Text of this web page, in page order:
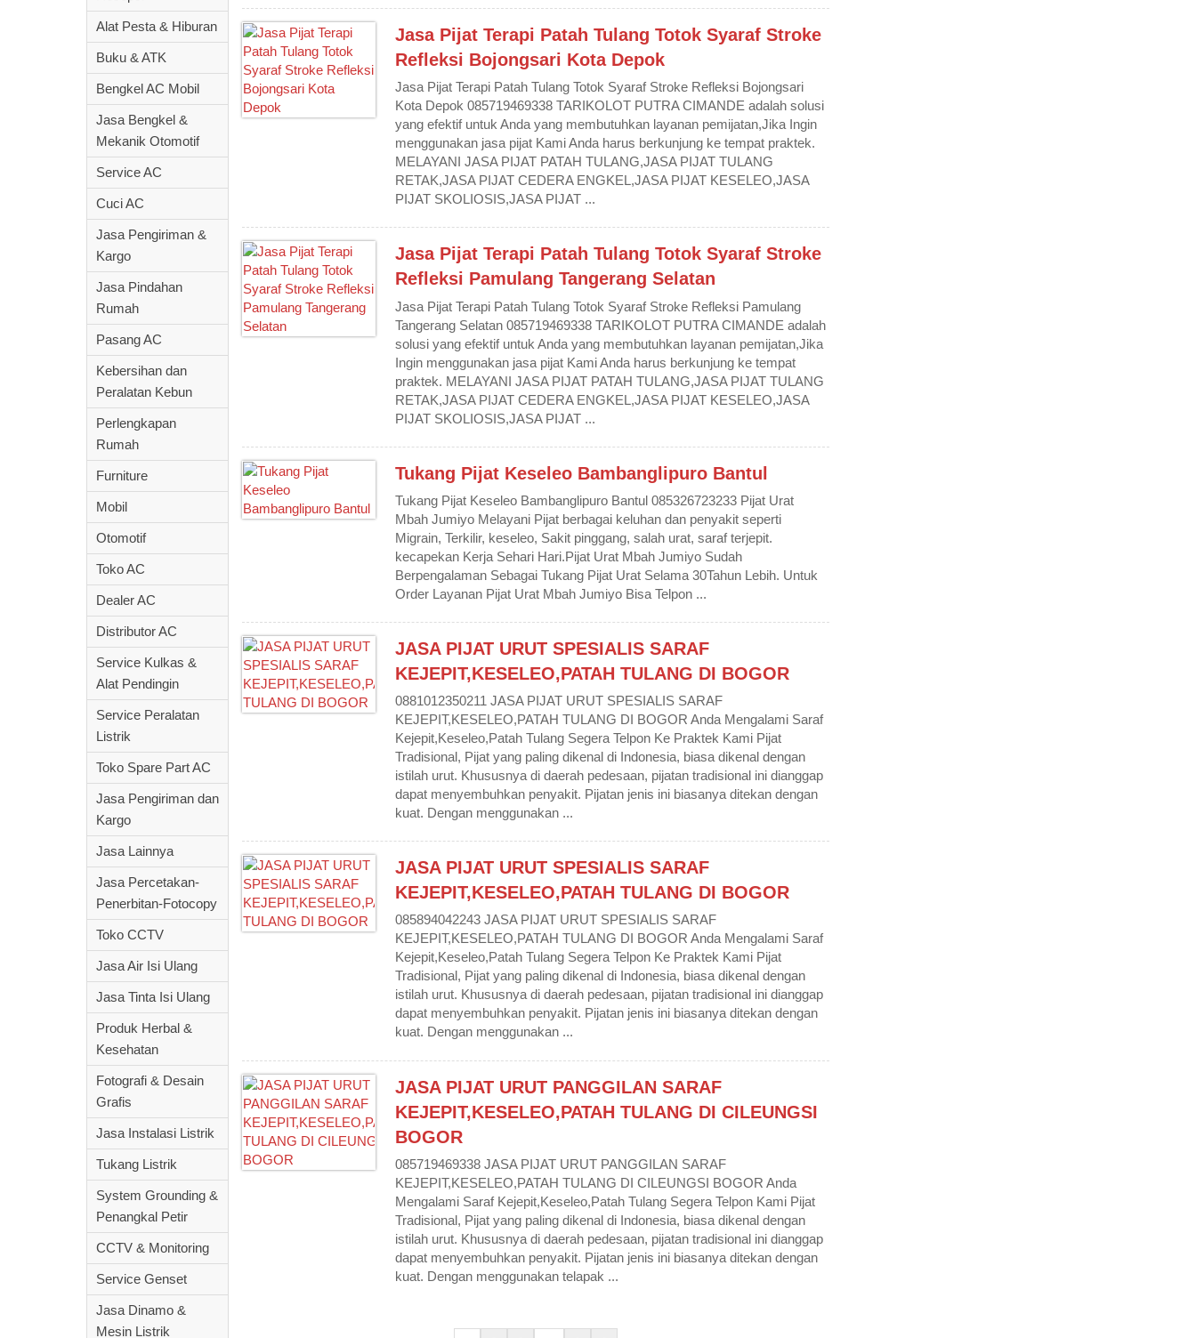
Alat Pesta & Hiburan
Buku & ATK
Bengkel AC Mobil
Jasa Bengkel &
Mekanik Otomotif
Service AC
Cuci AC
Jasa Pengiriman &
Kargo
Jasa Pindahan
Rumah
Pasang AC
Kebersihan dan
Peralatan Kebun
Perlengkapan
Rumah
Furniture
Mobil
Otomotif
Toko AC
Dealer AC
Distributor AC
Service Kulkas &
Alat Pendingin
Service Peralatan
Listrik
Toko Spare Part AC
Jasa Pengiriman dan
Kargo
Jasa Lainnya
Jasa Percetakan-
Penerbitan-Fotocopy
Toko CCTV
Jasa Air Isi Ulang
Jasa Tinta Isi Ulang
Produk Herbal &
Kesehatan
Fotografi & Desain
Grafis
Jasa Instalasi Listrik
Tukang Listrik
System Grounding &
Penangkal Petir
CCTV & Monitoring
Service Genset
Jasa Dinamo &
Mesin Listrik
Jasa Pijat Terapi Patah Tulang Totok Syaraf Stroke
Refleksi Bojongsari Kota Depok
Jasa Pijat Terapi Patah Tulang Totok Syaraf Stroke Refleksi Bojongsari
Kota Depok 085719469338 TARIKOLOT PUTRA CIMANDE adalah solusi
yang efektif untuk Anda yang membutuhkan layanan pemijatan,Jika Ingin
menggunakan jasa pijat Kami Anda harus berkunjung ke tempat praktek.
MELAYANI JASA PIJAT PATAH TULANG,JASA PIJAT TULANG
RETAK,JASA PIJAT CEDERA ENGKEL,JASA PIJAT KESELEO,JASA
PIJAT SKOLIOSIS,JASA PIJAT ...
Jasa Pijat Terapi Patah Tulang Totok Syaraf Stroke
Refleksi Pamulang Tangerang Selatan
Jasa Pijat Terapi Patah Tulang Totok Syaraf Stroke Refleksi Pamulang
Tangerang Selatan 085719469338 TARIKOLOT PUTRA CIMANDE adalah
solusi yang efektif untuk Anda yang membutuhkan layanan pemijatan,Jika
Ingin menggunakan jasa pijat Kami Anda harus berkunjung ke tempat
praktek. MELAYANI JASA PIJAT PATAH TULANG,JASA PIJAT TULANG
RETAK,JASA PIJAT CEDERA ENGKEL,JASA PIJAT KESELEO,JASA
PIJAT SKOLIOSIS,JASA PIJAT ...
Tukang Pijat Keseleo Bambanglipuro Bantul
Tukang Pijat Keseleo Bambanglipuro Bantul 085326723233 Pijat Urat
Mbah Jumiyo Melayani Pijat berbagai keluhan dan penyakit seperti
Migrain, Terkilir, keseleo, Sakit pinggang, salah urat, saraf terjepit.
kecapekan Kerja Sehari Hari.Pijat Urat Mbah Jumiyo Sudah
Berpengalaman Sebagai Tukang Pijat Urat Selama 30Tahun Lebih. Untuk
Order Layanan Pijat Urat Mbah Jumiyo Bisa Telpon ...
JASA PIJAT URUT SPESIALIS SARAF
KEJEPIT,KESELEO,PATAH TULANG DI BOGOR
0881012350211 JASA PIJAT URUT SPESIALIS SARAF
KEJEPIT,KESELEO,PATAH TULANG DI BOGOR Anda Mengalami Saraf
Kejepit,Keseleo,Patah Tulang Segera Telpon Ke Praktek Kami Pijat
Tradisional, Pijat yang paling dikenal di Indonesia, biasa dikenal dengan
istilah urut. Khususnya di daerah pedesaan, pijatan tradisional ini dianggap
dapat menyembuhkan penyakit. Pijatan jenis ini biasanya ditekan dengan
kuat. Dengan menggunakan ...
JASA PIJAT URUT SPESIALIS SARAF
KEJEPIT,KESELEO,PATAH TULANG DI BOGOR
085894042243 JASA PIJAT URUT SPESIALIS SARAF
KEJEPIT,KESELEO,PATAH TULANG DI BOGOR Anda Mengalami Saraf
Kejepit,Keseleo,Patah Tulang Segera Telpon Ke Praktek Kami Pijat
Tradisional, Pijat yang paling dikenal di Indonesia, biasa dikenal dengan
istilah urut. Khususnya di daerah pedesaan, pijatan tradisional ini dianggap
dapat menyembuhkan penyakit. Pijatan jenis ini biasanya ditekan dengan
kuat. Dengan menggunakan ...
JASA PIJAT URUT PANGGILAN SARAF
KEJEPIT,KESELEO,PATAH TULANG DI CILEUNGSI
BOGOR
085719469338 JASA PIJAT URUT PANGGILAN SARAF
KEJEPIT,KESELEO,PATAH TULANG DI CILEUNGSI BOGOR Anda
Mengalami Saraf Kejepit,Keseleo,Patah Tulang Segera Telpon Kami Pijat
Tradisional, Pijat yang paling dikenal di Indonesia, biasa dikenal dengan
istilah urut. Khususnya di daerah pedesaan, pijatan tradisional ini dianggap
dapat menyembuhkan penyakit. Pijatan jenis ini biasanya ditekan dengan
kuat. Dengan menggunakan telapak ...